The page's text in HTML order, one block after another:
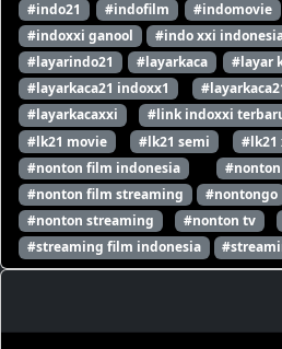
#indo21
#indofilm #indomovie
#indoxxi ganool
#indo xxi
#layarindo21
#layarkaca #layar
#layarkaca21 indoxx1
#layarkacaxxi
#link indoxxi
#lk21 movie
#lk21 semi #lk21
#nonton film indonesia
#nonton film streaming
#nontongo
#nonton streaming
#nonton tv
#streaming film indonesia